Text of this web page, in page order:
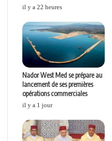
il y a 22 heures
Nador West Med se prépare au
lancement de ses premières
opérations commerciales
il y a 1 jour